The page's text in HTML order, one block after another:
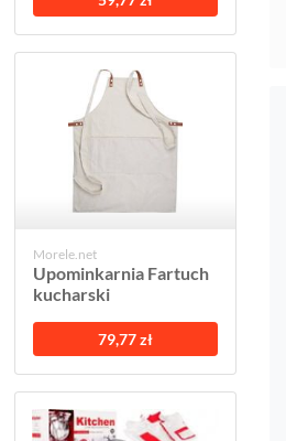
Morele.net
Upominkarnia Fartuch
kucharski
79,77 zł